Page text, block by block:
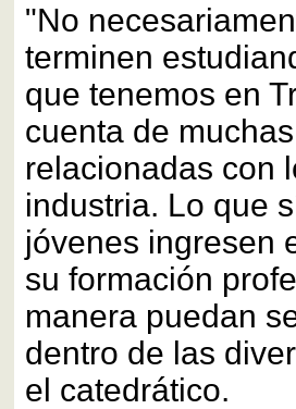
"No
terminen
que tenemos en
cuenta de
relacionadas con
industria. Lo que
jóvenes ingresen
su formación
manera puedan
dentro de las
el catedrático.